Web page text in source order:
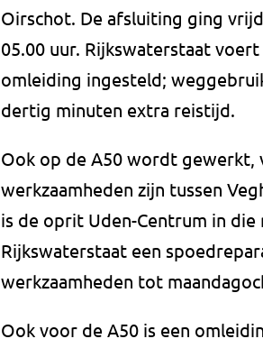
Oirschot. De afsluiting ging
05.00 uur. Rijkswaterstaat
omleiding ingesteld;
dertig minuten extra reistijd.
Ook op de A50 wordt gewerkt,
werkzaamheden zijn tussen
is de oprit Uden-Centrum in
Rijkswaterstaat een
werkzaamheden tot
Ook voor de A50 is een